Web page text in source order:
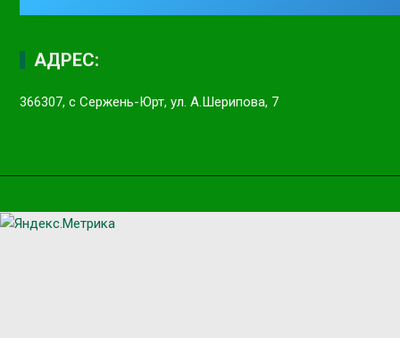
АДРЕС:
366307, с Сержень-Юрт, ул. А.Шерипова, 7